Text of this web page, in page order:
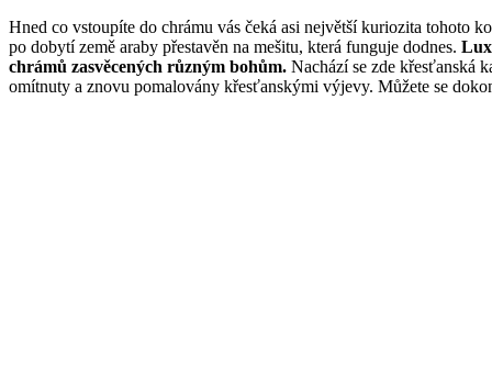
Hned co vstoupíte do chrámu vás čeká asi největší kuriozita tohoto
po dobytí země araby přestavěn na mešitu, která funguje dodnes.
chrámů zasvěcených různým bohům. Nachází se zde křesťanská
omítnuty a znovu pomalovány křesťanskými výjevy. Můžete se